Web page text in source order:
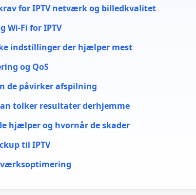
for IPTV netværk og billedkvalitet
Wi‑Fi for IPTV
indstillinger der hjælper mest
og QoS
de påvirker afspilning
tolker resultater derhjemme
hjælper og hvornår de skader
til IPTV